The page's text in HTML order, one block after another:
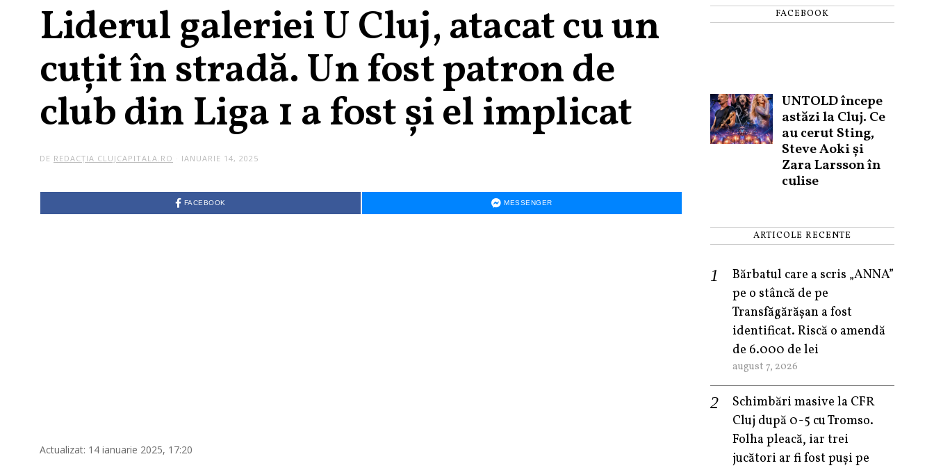
Liderul galeriei U Cluj, atacat cu un
cuțit în stradă. Un fost patron de
club din Liga 1 a fost și el implicat
DE REDACȚIA CLUJCAPITALA.RO IANUARIE 14, 2025
FACEBOOK MESSENGER
Actualizat: 14 ianuarie 2025, 17:20
FACEBOOK
UNTOLD începe
astăzi la Cluj. Ce
au cerut Sting,
Steve Aoki și
Zara Larsson în
culise
ARTICOLE RECENTE
Bărbatul care a scris „ANNA”
pe o stâncă de pe
Transfăgărășan a fost
identificat. Riscă o amendă
de 6.000 de lei
august 7, 2026
Schimbări masive la CFR
Cluj după 0-5 cu Tromso.
Folha pleacă, iar trei
jucători ar fi fost puși pe